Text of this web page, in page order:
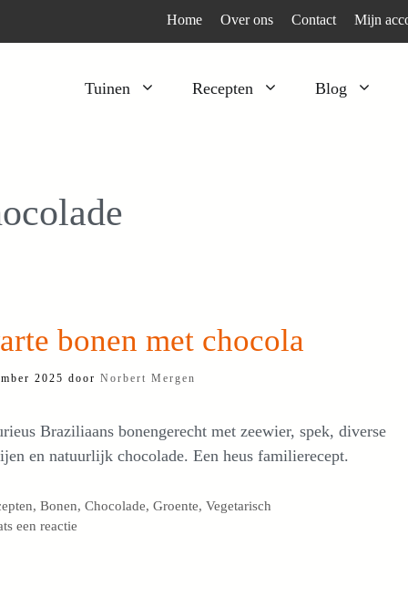
Home Over ons Contact Mijn
Tuinen Recepten Blog
Kruiden
bonen met chocola
2025 door Norbert Mergen
Braziliaans bonengerecht met zeewier, spek, diverse
en natuurlijk chocolade. Een heus familierecept.
,Bonen,Chocolade,Groente,Vegetarisch
een reactie